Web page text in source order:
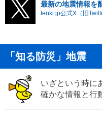
最新の地震情報を
tenki.jp公式X（旧
「知る防災」地震
いざという時に
確かな情報と行